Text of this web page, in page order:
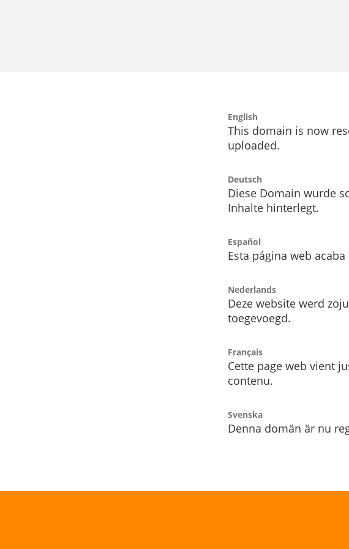
English
This domain is now
uploaded.
Deutsch
Diese Domain wurde
Inhalte hinterlegt.
Español
Esta página web
Nederlands
Deze website werd
toegevoegd.
Français
Cette page web vient
contenu.
Svenska
Denna domän är nu